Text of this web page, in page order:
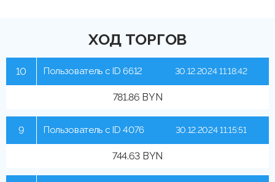
ХОД ТОРГОВ
10 Пользователь с ID 6612
781.86 BYN
30.12.2024 11:18:42
9 Пользователь с ID 4076
744.63 BYN
30.12.2024 11:15:51